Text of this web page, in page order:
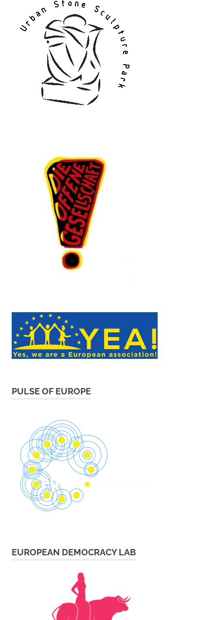
PULSE OF EUROPE
EUROPEAN DEMOCRACY LAB